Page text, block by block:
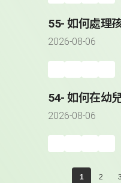
55- 如何處理
2026-08-06
54- 如何在幼
2026-08-06
1 2 3